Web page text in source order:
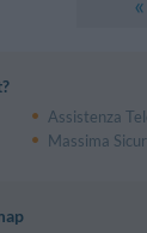
Assistenza
Massima